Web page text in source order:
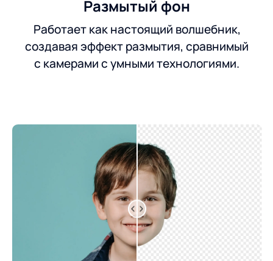
Размытый фон
Работает как настоящий волшебник,
создавая эффект размытия, сравнимый
с камерами с умными технологиями.